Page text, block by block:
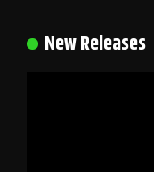
New Releases